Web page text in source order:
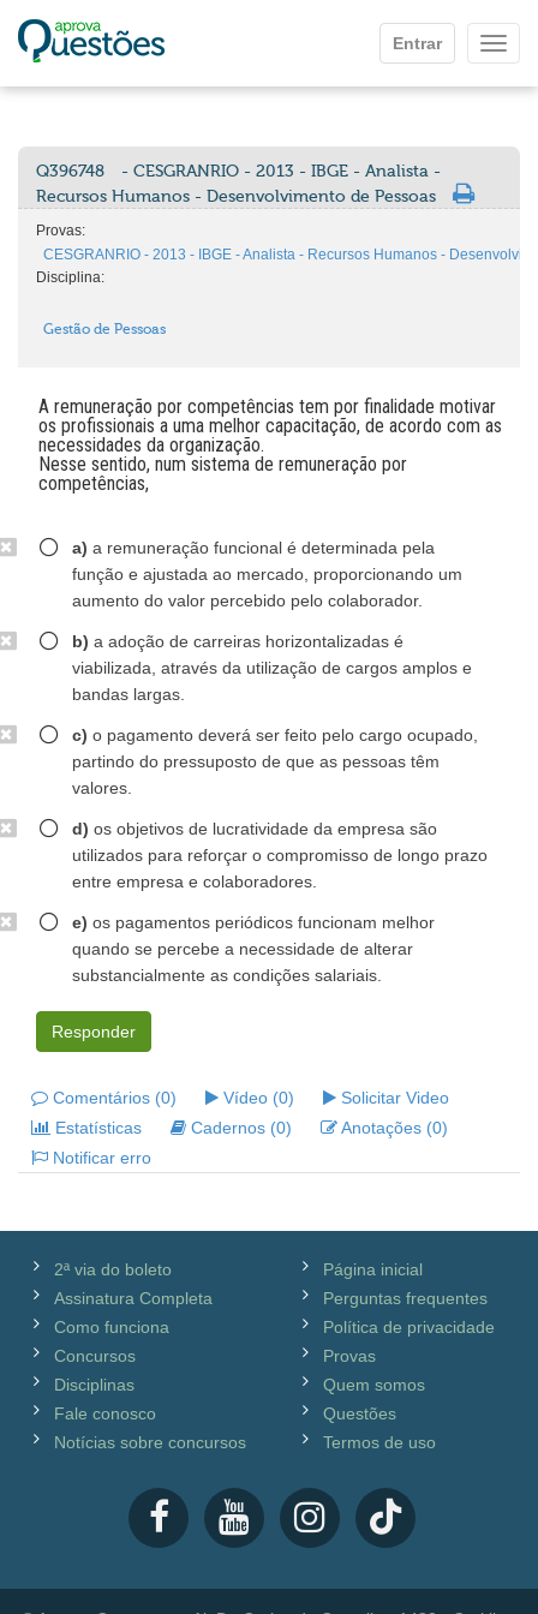
Entrar
Q396748
- CESGRANRIO - 2013 - IBGE - Analista -
Recursos Humanos - Desenvolvimento de Pessoas
Provas:
CESGRANRIO - 2013 - IBGE - Analista - Recursos Humanos -
Disciplina:
Gestão de Pessoas
A remuneração por competências tem por finalidade motivar
os profissionais a uma melhor capacitação, de acordo com as
necessidades da organização.
Nesse sentido, num sistema de remuneração por
competências,
a) a remuneração funcional é determinada pela
função e ajustada ao mercado, proporcionando um
aumento do valor percebido pelo colaborador.
b) a adoção de carreiras horizontalizadas é
viabilizada, através da utilização de cargos amplos e
bandas largas.
c) o pagamento deverá ser feito pelo cargo ocupado,
partindo do pressuposto de que as pessoas têm
valores.
d) os objetivos de lucratividade da empresa são
utilizados para reforçar o compromisso de longo prazo
entre empresa e colaboradores.
e) os pagamentos periódicos funcionam melhor
quando se percebe a necessidade de alterar
substancialmente as condições salariais.
Responder
Comentários (0) Vídeo (0)
Solicitar Video
Estatísticas
Cadernos (0)
Anotações (0)
Notificar erro
2ª via do boleto
Assinatura Completa
Como funciona
Concursos
Disciplinas
Fale conosco
Notícias sobre concursos
Página inicial
Perguntas frequentes
Política de privacidade
Provas
Quem somos
Questões
Termos de uso